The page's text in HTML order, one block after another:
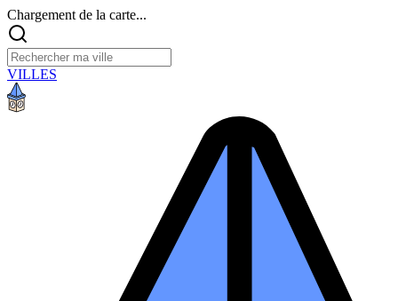
Chargement de la carte...
VILLES